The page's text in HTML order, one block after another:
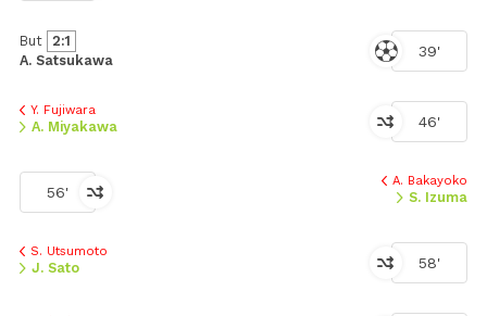
39'
But 2:1
A. Satsukawa
46'
Y. Fujiwara
A. Miyakawa
56'
A. Bakayoko
S. Izuma
58'
S. Utsumoto
J. Sato